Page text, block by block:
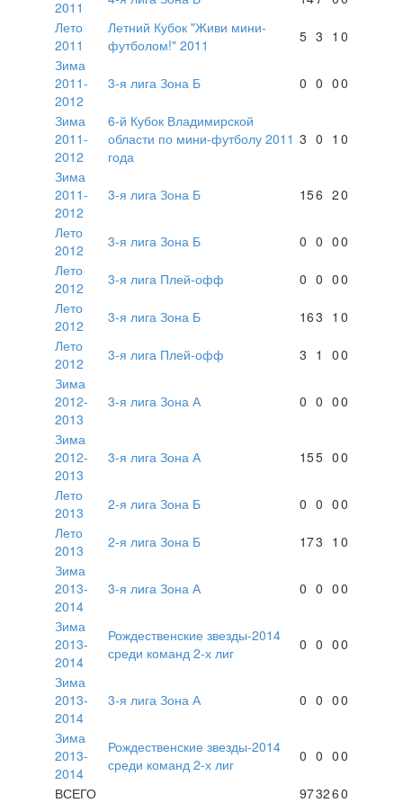
2011
Лето
2011
Летний Кубок "Живи мини-
футболом!" 2011
5 3 1 0
Зима
2011-
2012
3-я лига Зона Б 0 0 00
Зима
2011-
2012
6-й Кубок Владимирской
области по мини-футболу 2011
года
3 0 1 0
Зима
2011-
2012
3-я лига Зона Б 156 20
Лето
2012
3-я лига Зона Б 0 0 00
Лето
2012
3-я лига Плей-офф 0 0 00
Лето
2012
3-я лига Зона Б 163 1 0
Лето
2012
3-я лига Плей-офф 3 1 00
Зима
2012-
2013
3-я лига Зона А 0 0 00
Зима
2012-
2013
3-я лига Зона А 155 00
Лето
2013
2-я лига Зона Б 0 0 00
Лето
2013
2-я лига Зона Б 173 1 0
Зима
2013-
2014
3-я лига Зона А 0 0 00
Зима
2013-
2014
Рождественские звезды-2014
среди команд 2-х лиг
0 0 00
Зима
2013-
2014
3-я лига Зона А 0 0 00
Зима
2013-
2014
Рождественские звезды-2014
среди команд 2-х лиг
0 0 00
ВСЕГО 973260